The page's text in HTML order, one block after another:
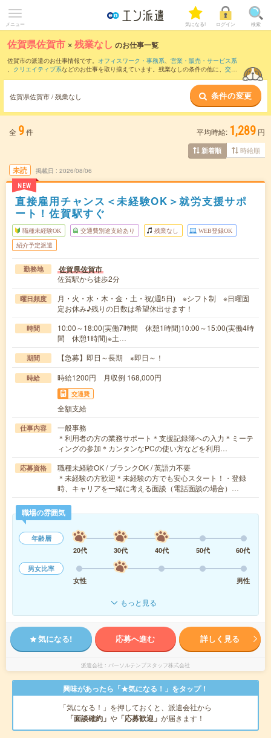
メニュー 気になる! ログイン 検索
佐賀県佐賀市 ×残業なし のお仕事一覧
佐賀市の派遣のお仕事情報です。 オフィスワーク・事務系、 営業・販売・サービス系
、 クリエイティブ系などのお仕事を取り揃えています。残業なしの条件の他に、 交通
佐賀県佐賀市 / 残業なし 条件の変更
全 9件 平均時給: 1,289 円
新着順 時給順
未読
NEW
掲載日 2026/08/06
直接雇用チャンス＜未経験OK＞就労支援サポ
ート！佐賀駅すぐ
職種未経験OK 交通費別途支給あり 残業なし WEB登録OK
紹介予定派遣
勤務地 佐賀県佐賀市
佐賀駅から徒歩2分
曜日頻度
月・火・水・木・金・土・祝(週5日) ※シフト制 ※日曜固
定お休み♪残りの日数は希望休出せます！
時間
10:00～18:00(実働7時間 休憩1時間)10:00～15:00(実働4時
間 休憩1時間)※土…
期間 【急募】即日～長期 ※即日～！
時給 時給1200円 月収例 168,000円
交通費
全額支給
仕事内容
一般事務
＊利用者の方の業務サポート＊支援記録簿への入力＊ミーテ
ィングの参加＊カンタンなPCの使い方などを利用…
応募資格
職種未経験OK / ブランクOK / 英語力不要
＊未経験の方歓迎＊未経験の方でも安心スタート！・登録
時、キャリアを一緒に考える面談（電話面談の場合）…
職場の雰囲気
年齢層
20代
30代 40代 50代
60代
男女比率
女性
男性
もっと見る
気になる! 応募へ進む 詳しく見る
派遣会社 パーソルテンプスタッフ株式会社
興味があったら「★気になる！」をタップ！
「気になる！」を押しておくと、派遣会社から
「面談確約」 や 「応募歓迎」 が届きます！